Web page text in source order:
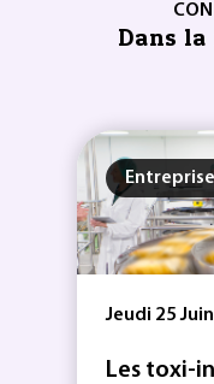
Dans
Jeudi 25
Les toxi-